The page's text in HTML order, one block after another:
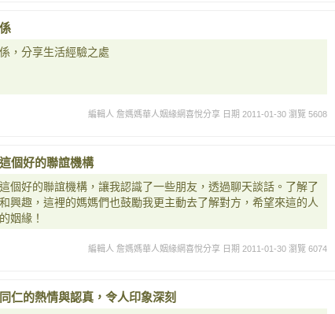
，分享生活經驗之處
編輯人 詹媽媽華人姻緣網喜悅分享 日期 2011-01-30 瀏覽 5608
個好的聯誼機構
個好的聯誼機構，讓我認識了一些朋友，透過聊天談話。了解了
興趣，這裡的媽媽們也鼓勵我更主動去了解對方，希望來這的人
姻緣！
編輯人 詹媽媽華人姻緣網喜悅分享 日期 2011-01-30 瀏覽 6074
仁的熱情與認真，令人印象深刻